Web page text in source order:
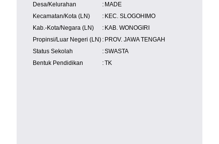
Desa/Kelurahan
: MADE
Kecamatan/Kota (LN)
: KEC. SLOGOHIMO
Kab.-Kota/Negara (LN)
: KAB. WONOGIRI
Propinsi/Luar Negeri (LN) : PROV. JAWA TENGAH
Status Sekolah
:SWASTA
Bentuk Pendidikan
:TK